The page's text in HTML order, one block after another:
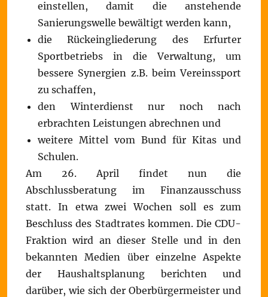
einstellen, damit die anstehende
Sanierungswelle bewältigt werden kann,
die Rückeingliederung des Erfurter
Sportbetriebs in die Verwaltung, um
bessere Synergien z.B. beim Vereinssport
zu schaffen,
den Winterdienst nur noch nach
erbrachten Leistungen abrechnen und
weitere Mittel vom Bund für Kitas und
Schulen.
Am 26. April findet nun die
Abschlussberatung im Finanzausschuss
statt. In etwa zwei Wochen soll es zum
Beschluss des Stadtrates kommen. Die CDU-
Fraktion wird an dieser Stelle und in den
bekannten Medien über einzelne Aspekte
der Haushaltsplanung berichten und
darüber, wie sich der Oberbürgermeister und